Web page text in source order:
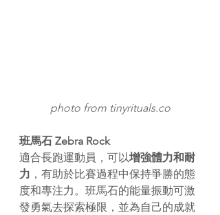
photo from tinyrituals.co
班馬石 Zebra Rock
適合長跑運動員，可以增強體力和耐
力 ，有助於比賽過程中保持爭勝的態
度和專注力。班馬石的能量振動可激
發勇氣去探索極限，並為自己的成就